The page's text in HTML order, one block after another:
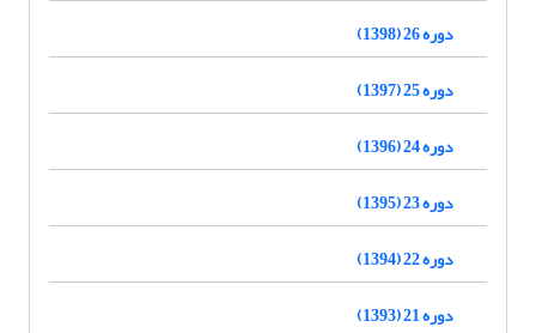
دوره 26 (1398)
دوره 25 (1397)
دوره 24 (1396)
دوره 23 (1395)
دوره 22 (1394)
دوره 21 (1393)